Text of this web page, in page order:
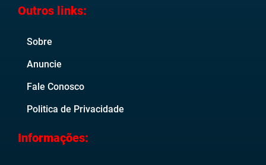
Outros links:
Sobre
Anuncie
Fale Conosco
Politica de Privacidade
Informações: